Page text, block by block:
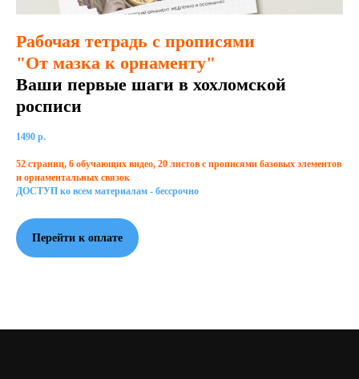
Рабочая тетрадь с прописями
"От мазка к орнаменту"
Ваши первые шаги в хохломской
росписи
1490 р.
52 страниц, 6 обучающих видео, 20 листов с прописями базовых элементов
и орнаментальных связок
ДОСТУП ко всем материалам - бессрочно
Перейти к оплате